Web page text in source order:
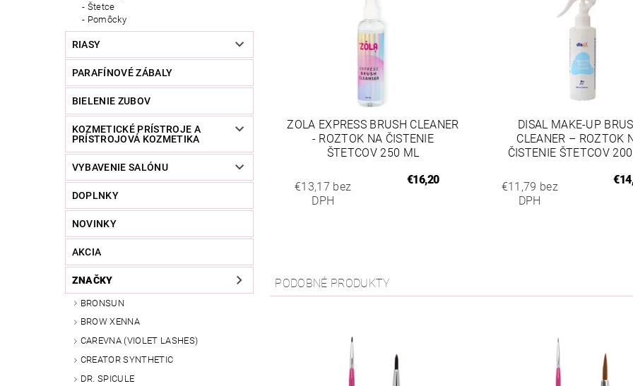
Štetce
Pomôcky
RIASY
PARAFÍNOVÉ ZÁBALY
BIELENIE ZUBOV
KOZMETICKÉ PRÍSTROJE A
PRÍSTROJOVÁ KOZMETIKA
VYBAVENIE SALÓNU
DOPLNKY
NOVINKY
AKCIA
ZNAČKY
BRONSUN
BROW XENNA
CAREVNA (VIOLET LASHES)
CREATOR SYNTHETIC
DR. SPICULE
ZOLA EXPRESS BRUSH CLEANER
- ROZTOK NA ČISTENIE
ŠTETCOV 250 ML
€13,17 bez
DPH
€16,20
DISAL MAKE-UP
CLEANER – ROZTOK
ČISTENIE ŠTETCOV
€11,79 bez
DPH
PODOBNÉ PRODUKTY